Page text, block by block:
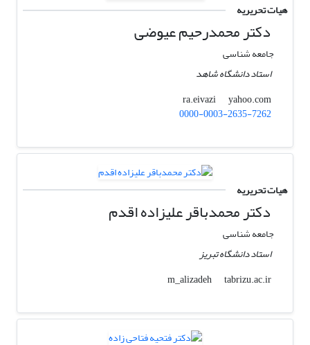
هیات تحریریه
دکتر محمدرحیم عیوضی
جامعه شناسی
استاد دانشگاه شاهد
ra.eivazi
yahoo.com
0000-0003-2635-7262
هیات تحریریه
دکتر محمدباقر علیزاده اقدم
جامعه شناسی
استاد دانشگاه تبریز
m_alizadeh
tabrizu.ac.ir